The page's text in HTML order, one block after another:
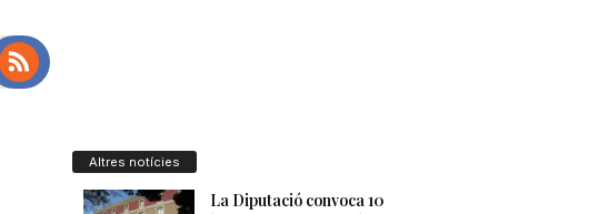
Altres notícies